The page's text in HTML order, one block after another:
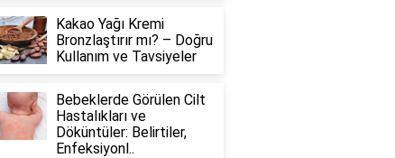
Kakao Yağı Kremi
Bronzlaştırır mı? – Doğru
Kullanım ve Tavsiyeler
Bebeklerde Görülen Cilt
Hastalıkları ve
Döküntüler: Belirtiler,
Enfeksiyonl..